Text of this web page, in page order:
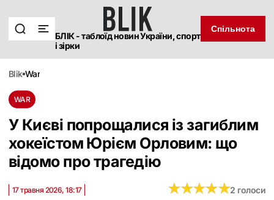
БЛІК - таблоїд новин України, спорт
і зірки
Спільнота
blik war
WAR
У Києві попрощалися із загиблим
хокеїстом Юрієм Орловим: що
відомо про трагедію
17 травня 2026, 18:17 ★★★★★
★★★★★2 голоси